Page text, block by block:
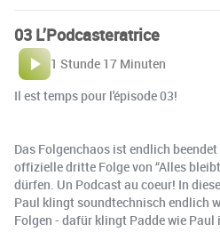
03 L’Podcasteratrice
1 Stunde 17 Minuten
Il est temps pour l'épisode 03!
Das Folgenchaos ist endlich
offizielle dritte Folge von “Alles
dürfen. Un Podcast au coeur! In
Paul klingt soundtechnisch endlich
Folgen - dafür klingt Padde wie Paul